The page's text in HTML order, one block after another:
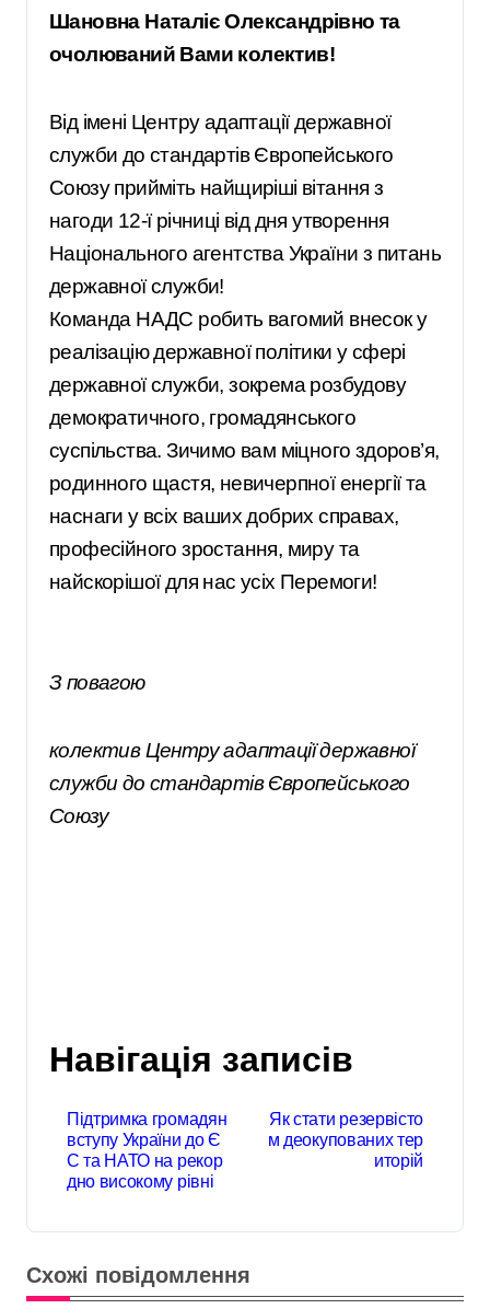
Шановна Наталіє Олександрівно та
очолюваний Вами колектив!
Від імені Центру адаптації державної
служби до стандартів Європейського
Союзу прийміть найщиріші вітання з
нагоди 12-ї річниці від дня утворення
Національного агентства України з питань
державної служби!
Команда НАДС робить вагомий внесок у
реалізацію державної політики у сфері
державної служби, зокрема розбудову
демократичного, громадянського
суспільства. Зичимо вам міцного здоров’я,
родинного щастя, невичерпної енергії та
наснаги у всіх ваших добрих справах,
професійного зростання, миру та
найскорішої для нас усіх Перемоги!
З повагою
колектив Центру адаптації державної
служби до стандартів Європейського
Союзу
Навігація записів
Підтримка громадян
вступу України до Є
С та НАТО на рекор
дно високому рівні
Як стати резервісто
м деокупованих тер
иторій
Схожі повідомлення